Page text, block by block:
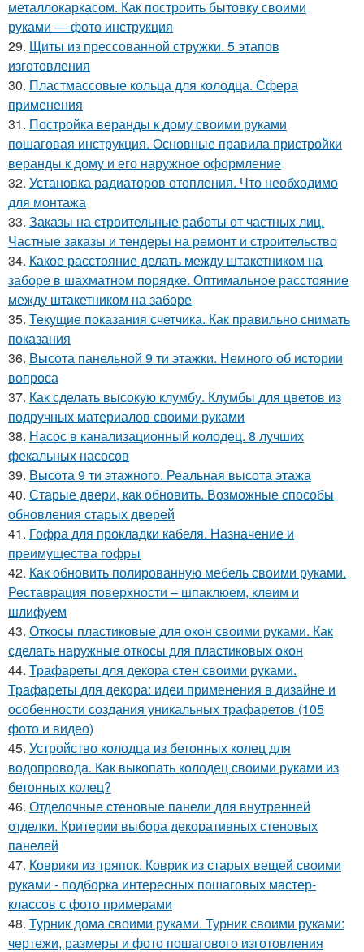
металлокаркасом. Как построить бытовку своими
руками — фото инструкция
29. Щиты из прессованной стружки. 5 этапов
изготовления
30. Пластмассовые кольца для колодца. Сфера
применения
31. Постройка веранды к дому своими руками
пошаговая инструкция. Основные правила пристройки
веранды к дому и его наружное оформление
32. Установка радиаторов отопления. Что необходимо
для монтажа
33. Заказы на строительные работы от частных лиц.
Частные заказы и тендеры на ремонт и строительство
34. Какое расстояние делать между штакетником на
заборе в шахматном порядке. Оптимальное расстояние
между штакетником на заборе
35. Текущие показания счетчика. Как правильно снимать
показания
36. Высота панельной 9 ти этажки. Немного об истории
вопроса
37. Как сделать высокую клумбу. Клумбы для цветов из
подручных материалов своими руками
38. Насос в канализационный колодец. 8 лучших
фекальных насосов
39. Высота 9 ти этажного. Реальная высота этажа
40. Старые двери, как обновить. Возможные способы
обновления старых дверей
41. Гофра для прокладки кабеля. Назначение и
преимущества гофры
42. Как обновить полированную мебель своими руками.
Реставрация поверхности – шпаклюем, клеим и
шлифуем
43. Откосы пластиковые для окон своими руками. Как
сделать наружные откосы для пластиковых окон
44. Трафареты для декора стен своими руками.
Трафареты для декора: идеи применения в дизайне и
особенности создания уникальных трафаретов (105
фото и видео)
45. Устройство колодца из бетонных колец для
водопровода. Как выкопать колодец своими руками из
бетонных колец?
46. Отделочные стеновые панели для внутренней
отделки. Критерии выбора декоративных стеновых
панелей
47. Коврики из тряпок. Коврик из старых вещей своими
руками - подборка интересных пошаговых мастер-
классов с фото примерами
48. Турник дома своими руками. Турник своими руками:
чертежи, размеры и фото пошагового изготовления